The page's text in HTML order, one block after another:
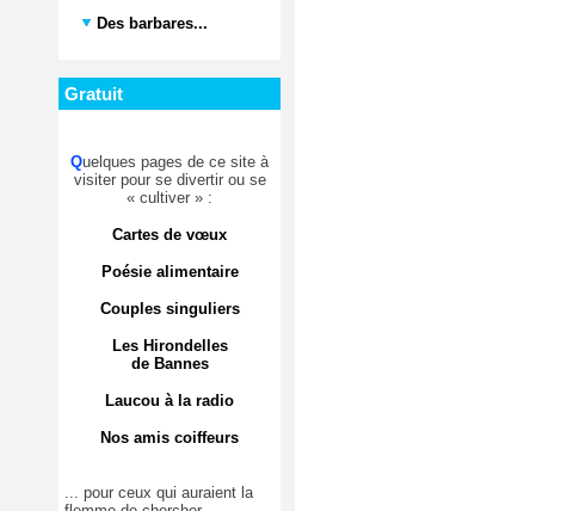
Des barbares...
Gratuit
Quelques pages de ce site à
visiter pour se divertir ou se
« cultiver » :
Cartes de vœux
Poésie alimentaire
Couples singuliers
Les Hirondelles
de Bannes
Laucou à la radio
Nos amis coiffeurs
... pour ceux qui auraient la